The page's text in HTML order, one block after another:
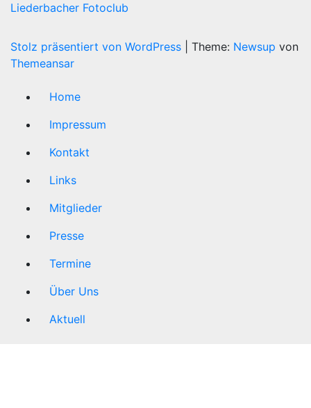
Liederbacher Fotoclub
Stolz präsentiert von WordPress Theme: Newsup von
Themeansar
Home
Impressum
Kontakt
Links
Mitglieder
Presse
Termine
Über Uns
Aktuell